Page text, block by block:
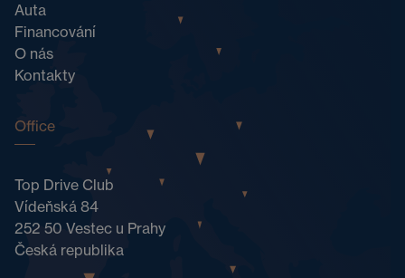
Auta
Financování
O nás
Kontakty
Office
Top Drive Club
Vídeňská 84
252 50 Vestec u Prahy
Česká republika